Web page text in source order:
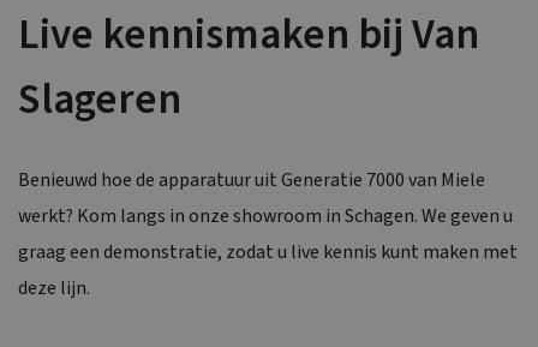
Live kennismaken bij Van
Slageren
Benieuwd hoe de apparatuur uit Generatie 7000 van Miele
werkt? Kom langs in onzeshowroom in Schagen. We geven u
graag een demonstratie, zodat u live kennis kunt maken met
deze lijn.